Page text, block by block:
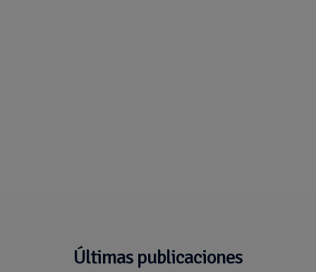
Últimas publicaciones